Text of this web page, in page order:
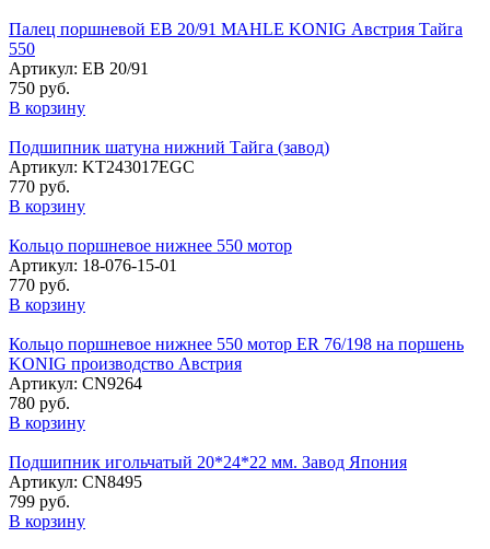
Палец поршневой ЕВ 20/91 MAHLE KONIG Австрия Тайга
550
Артикул: ЕВ 20/91
750 руб.
В корзину
Подшипник шатуна нижний Тайга (завод)
Артикул: KT243017EGC
770 руб.
В корзину
Кольцо поршневое нижнее 550 мотор
Артикул: 18-076-15-01
770 руб.
В корзину
Кольцо поршневое нижнее 550 мотор ER 76/198 на поршень
KONIG производство Австрия
Артикул: CN9264
780 руб.
В корзину
Подшипник игольчатый 20*24*22 мм. Завод Япония
Артикул: CN8495
799 руб.
В корзину